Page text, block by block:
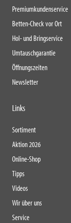
Premiumkundenservice
Betten-Check vor Ort
Hol- und Bringservice
Umtauschgarantie
Öffnungszeiten
Newsletter
Links
Sortiment
Aktion 2026
Online-Shop
Tipps
Videos
Wir über uns
Service